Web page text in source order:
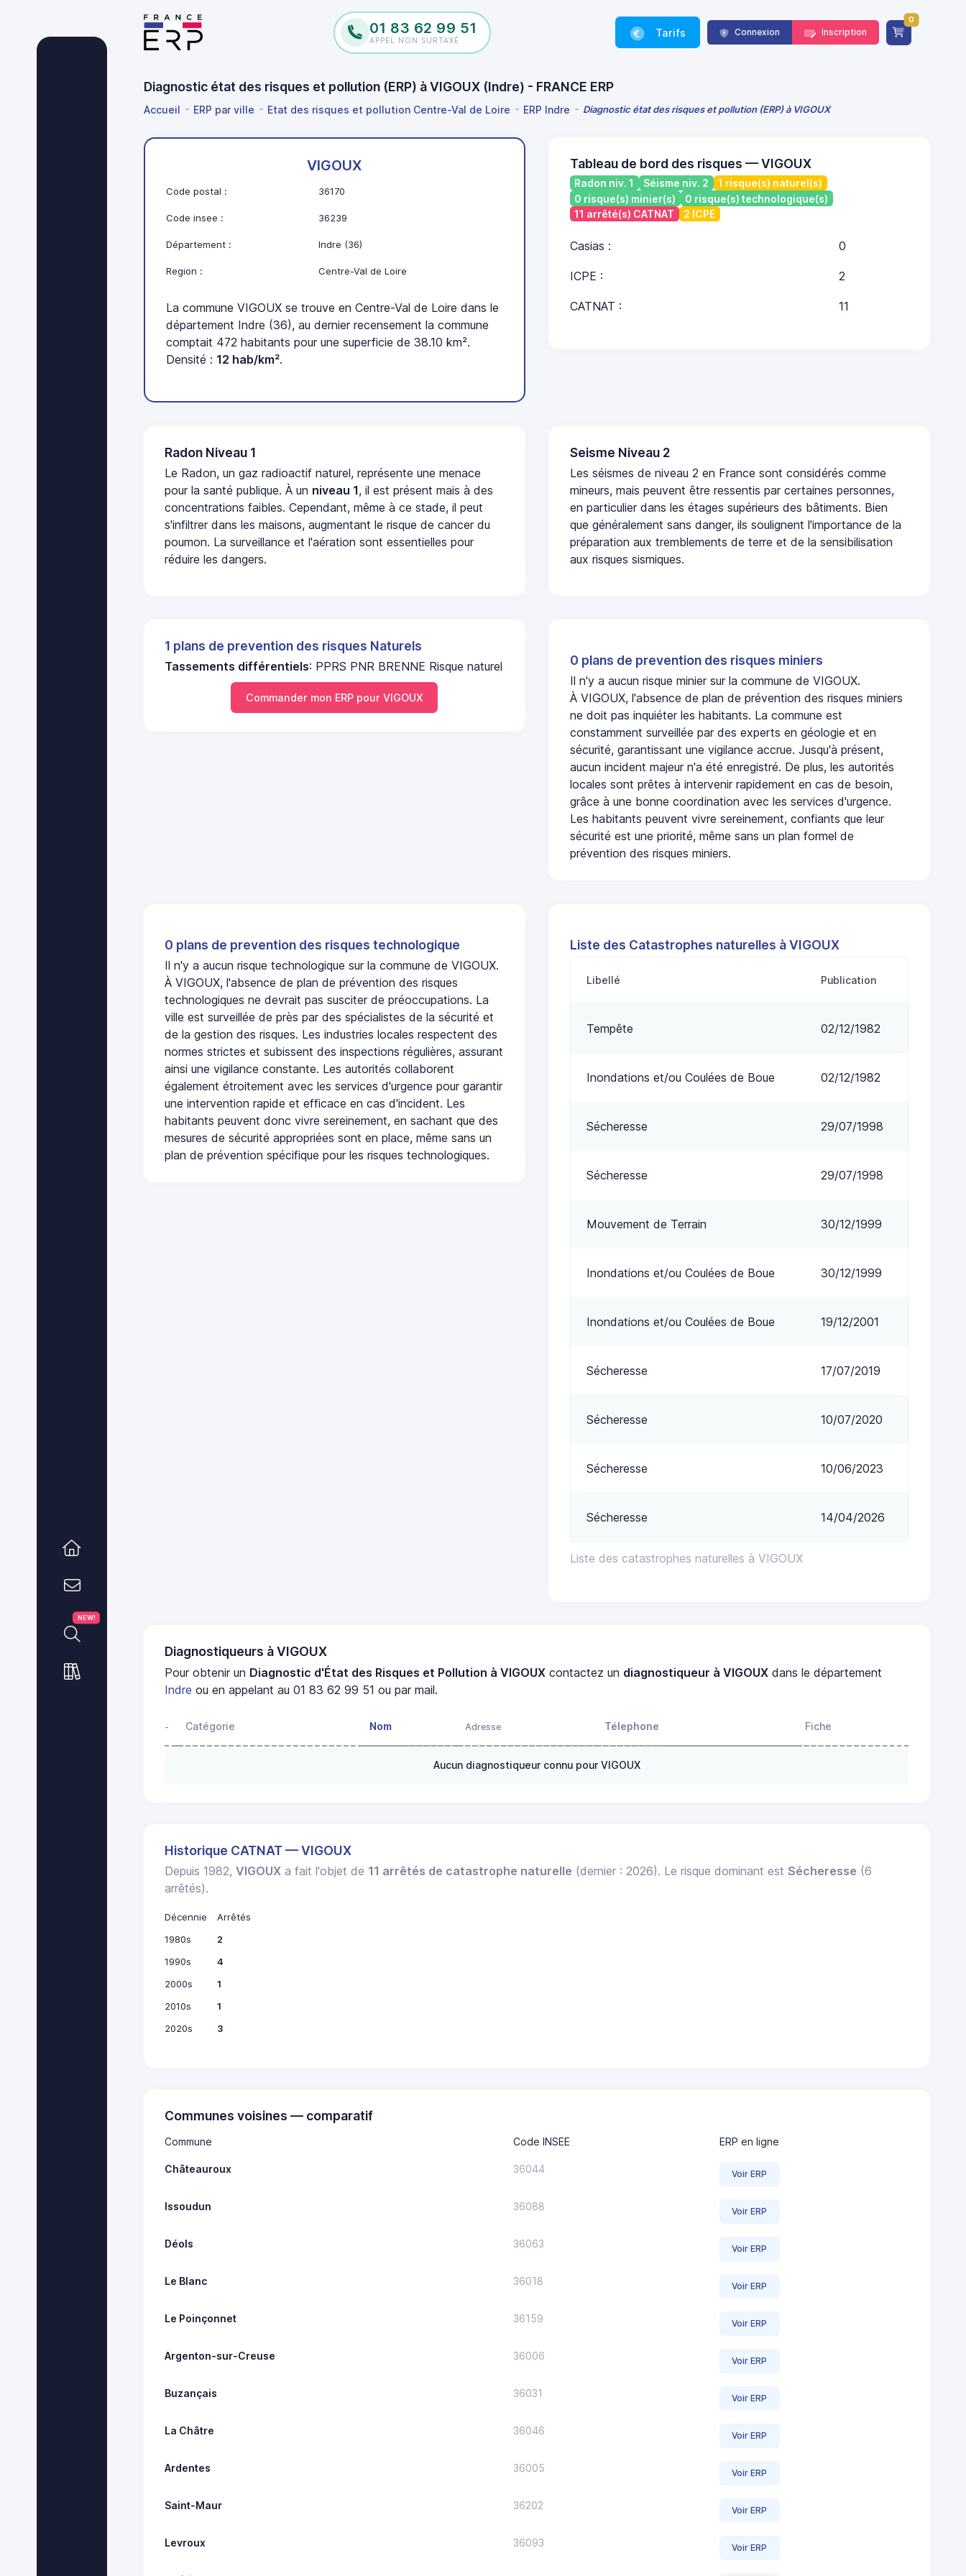
01 83 62 99 51
APPEL NON SURTAXÉ
Tarifs Connexion Inscription
0
Diagnostic état des risques et pollution (ERP) à VIGOUX (Indre) - FRANCE ERP
Accueil ERP par ville Etat des risques et pollution Centre-Val de Loire ERP Indre Diagnostic état des risques et pollution (ERP) à VIGOUX
NEW!
VIGOUX
Code postal : 36170
Code insee : 36239
Département : Indre (36)
Region : Centre-Val de Loire
La commune VIGOUX se trouve en Centre-Val de Loire dans le
département Indre (36), au dernier recensement la commune
comptait 472 habitants pour une superficie de 38.10 km².
Densité : 12 hab/km².
Tableau de bord des risques — VIGOUX
Radon niv. 1 Séisme niv. 2
1 risque(s) naturel(s)
0 risque(s) minier(s)
0 risque(s) technologique(s)
11 arrêté(s) CATNAT
2 ICPE
Casias : 0
ICPE : 2
CATNAT : 11
Radon Niveau 1
Le Radon, un gaz radioactif naturel, représente une menace
pour la santé publique. À un niveau 1, il est présent mais à des
concentrations faibles. Cependant, même à ce stade, il peut
s'infiltrer dans les maisons, augmentant le risque de cancer du
poumon. La surveillance et l'aération sont essentielles pour
réduire les dangers.
Seisme Niveau 2
Les séismes de niveau 2 en France sont considérés comme
mineurs, mais peuvent être ressentis par certaines personnes,
en particulier dans les étages supérieurs des bâtiments. Bien
que généralement sans danger, ils soulignent l'importance de la
préparation aux tremblements de terre et de la sensibilisation
aux risques sismiques.
1 plans de prevention des risques Naturels
Tassements différentiels: PPRS PNR BRENNE Risque naturel
Commander mon ERP pour VIGOUX
0 plans de prevention des risques miniers
Il n'y a aucun risque minier sur la commune de VIGOUX.
À VIGOUX, l'absence de plan de prévention des risques miniers
ne doit pas inquiéter les habitants. La commune est
constamment surveillée par des experts en géologie et en
sécurité, garantissant une vigilance accrue. Jusqu'à présent,
aucun incident majeur n'a été enregistré. De plus, les autorités
locales sont prêtes à intervenir rapidement en cas de besoin,
grâce à une bonne coordination avec les services d'urgence.
Les habitants peuvent vivre sereinement, confiants que leur
sécurité est une priorité, même sans un plan formel de
prévention des risques miniers.
0 plans de prevention des risques technologique
Il n'y a aucun risque technologique sur la commune de VIGOUX.
À VIGOUX, l'absence de plan de prévention des risques
technologiques ne devrait pas susciter de préoccupations. La
ville est surveillée de près par des spécialistes de la sécurité et
de la gestion des risques. Les industries locales respectent des
normes strictes et subissent des inspections régulières, assurant
ainsi une vigilance constante. Les autorités collaborent
également étroitement avec les services d'urgence pour garantir
une intervention rapide et efficace en cas d'incident. Les
habitants peuvent donc vivre sereinement, en sachant que des
mesures de sécurité appropriées sont en place, même sans un
plan de prévention spécifique pour les risques technologiques.
Liste des Catastrophes naturelles à VIGOUX
Liste des catastrophes naturelles à VIGOUX
Libellé Publication
Tempête 02/12/1982
Inondations et/ou Coulées de Boue 02/12/1982
Sécheresse 29/07/1998
Sécheresse 29/07/1998
Mouvement de Terrain 30/12/1999
Inondations et/ou Coulées de Boue 30/12/1999
Inondations et/ou Coulées de Boue 19/12/2001
Sécheresse 17/07/2019
Sécheresse 10/07/2020
Sécheresse 10/06/2023
Sécheresse 14/04/2026
Diagnostiqueurs à VIGOUX
Pour obtenir un Diagnostic d'État des Risques et Pollution à VIGOUX contactez un diagnostiqueur à VIGOUX dans le département
Indre ou en appelant au 01 83 62 99 51 ou par mail.
- Catégorie Nom Adresse Télephone Fiche
Aucun diagnostiqueur connu pour VIGOUX
Historique CATNAT — VIGOUX
Depuis 1982,VIGOUX a fait l'objet de 11 arrêtés de catastrophe naturelle (dernier : 2026). Le risque dominant estSécheresse (6
arrêtés).
Décennie
Arrêtés
1980s
2
1990s
4
2000s
1
2010s
1
2020s
3
Communes voisines — comparatif
Commune Code INSEE ERP en ligne
Châteauroux 36044 Voir ERP
Issoudun 36088 Voir ERP
Déols 36063 Voir ERP
Le Blanc 36018 Voir ERP
Le Poinçonnet 36159 Voir ERP
Argenton-sur-Creuse 36006 Voir ERP
Buzançais 36031 Voir ERP
La Châtre 36046 Voir ERP
Ardentes 36005 Voir ERP
Saint-Maur 36202 Voir ERP
Levroux 36093 Voir ERP